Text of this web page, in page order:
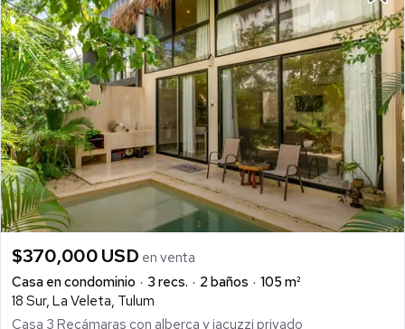
$370,000 USD en venta
Casa en condominio
3 recs. 2 baños
105 m²
18 Sur, La Veleta, Tulum
Casa 3 Recámaras con alberca y jacuzzi privado